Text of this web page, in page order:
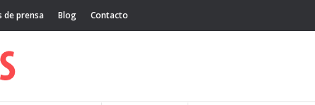
de prensa Blog Contacto